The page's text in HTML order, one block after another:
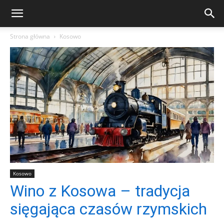
Strona główna Kosowo
Kosowo
Wino z Kosowa – tradycja
sięgająca czasów rzymskich